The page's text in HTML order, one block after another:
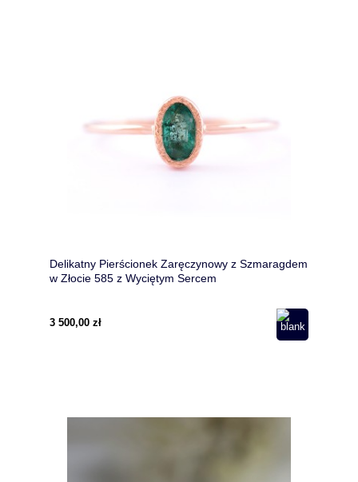
Delikatny Pierścionek Zaręczynowy z Szmaragdem
w Złocie 585 z Wyciętym Sercem
3 500,00 zł